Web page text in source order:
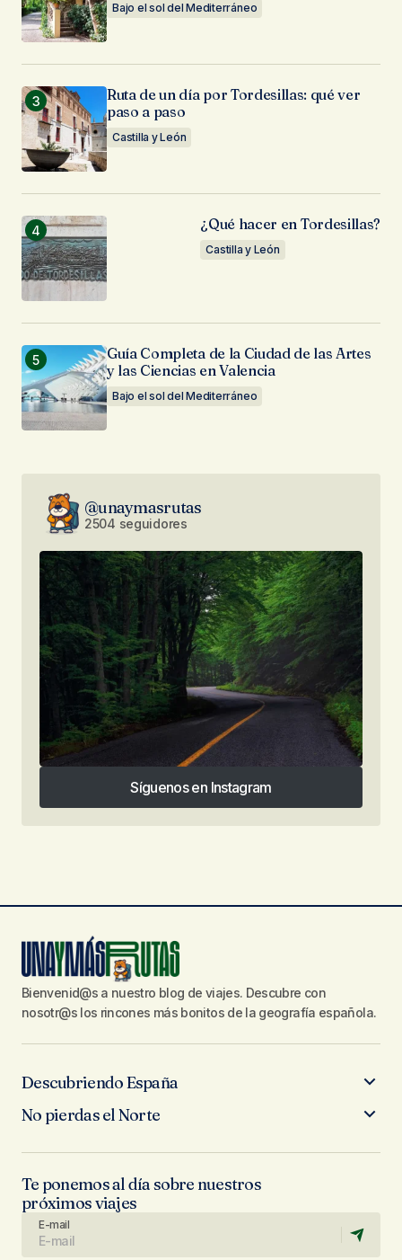
Bajo el sol del Mediterráneo
Ruta de un día por Tordesillas: qué ver
paso a paso
Castilla y León
¿Qué hacer en Tordesillas?
Castilla y León
Guía Completa de la Ciudad de las Artes
y las Ciencias en Valencia
Bajo el sol del Mediterráneo
@unaymasrutas
2504 seguidores
Síguenos en Instagram
Síguenos en Instagram
Bienvenid@s a nuestro blog de viajes. Descubre con
nosotr@s los rincones más bonitos de la geografía española.
Descubriendo España
No pierdas el Norte
Te ponemos al día sobre nuestros
próximos viajes
E-mail